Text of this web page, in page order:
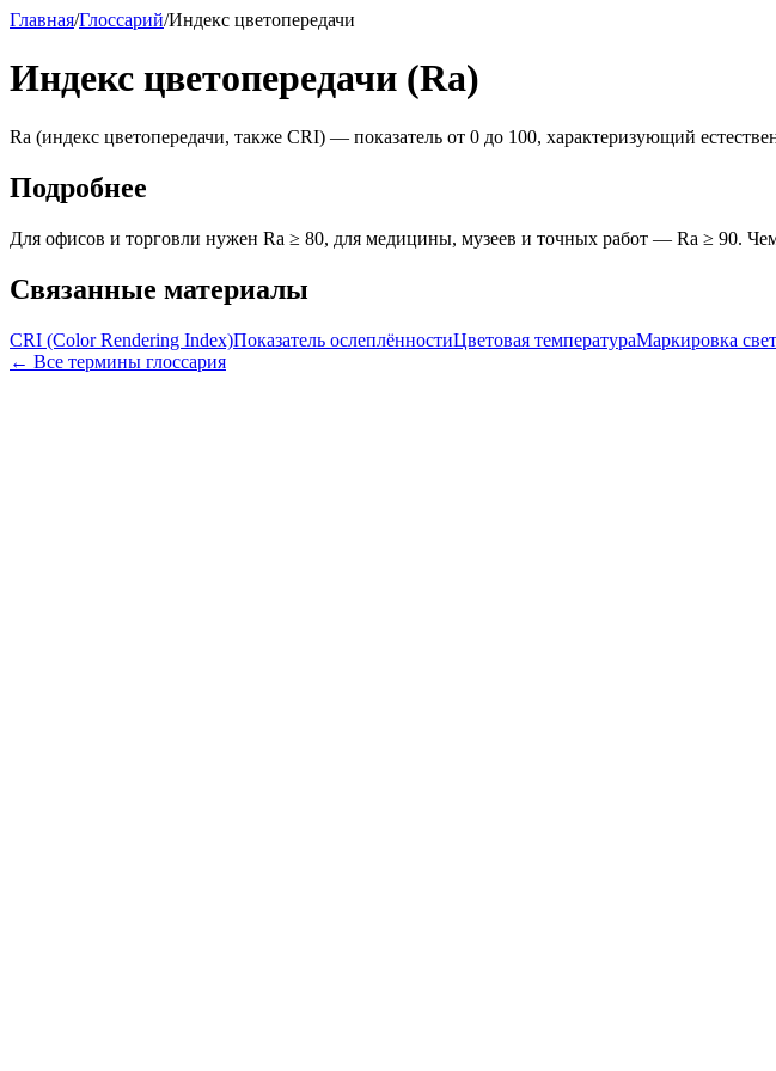
Главная/Глоссарий/Индекс цветопередачи
Индекс цветопередачи (Ra)
Ra (индекс цветопередачи, также CRI) — показатель от 0 до 100, характеризующий
Подробнее
Для офисов и торговли нужен Ra ≥ 80, для медицины, музеев и точных работ — Ra ≥ 90.
Связанные материалы
CRI (Color Rendering Index)Показатель ослеплённостиЦветовая температураМаркировка
← Все термины глоссария